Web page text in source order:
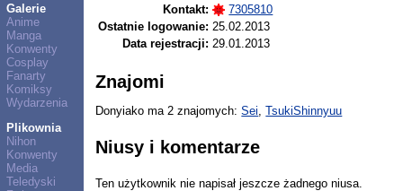
Galerie
Anime
Manga
Konwenty
Cosplay
Fanarty
Komiksy
Wydarzenia
Plikownia
Nihon
Konwenty
Media
Teledyski
Kontakt:
7305810
Ostatnie logowanie: 25.02.2013
Data rejestracji: 29.01.2013
Znajomi
Donyiako ma 2 znajomych:Sei,TsukiShinnyuu
Niusy i komentarze
Ten użytkownik nie napisał jeszcze żadnego niusa.